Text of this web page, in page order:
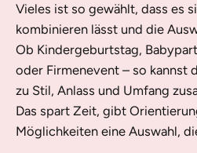
Vieles ist so gewählt, dass es
kombinieren lässt und die
Ob Kindergeburtstag,
oder Firmenevent – so kannst
zu Stil, Anlass und Umfang
Das spart Zeit, gibt
Möglichkeiten eine Auswahl,